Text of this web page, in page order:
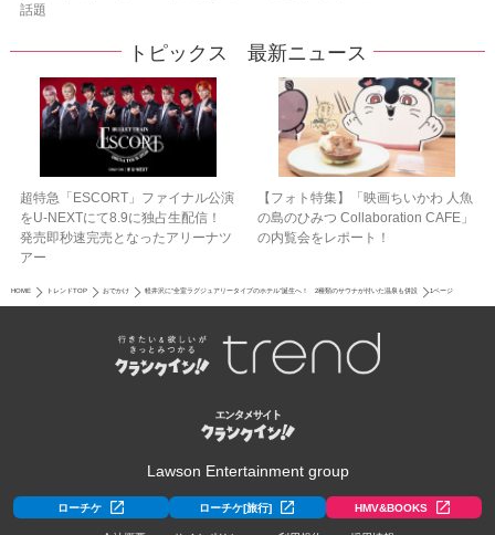
話題
トピックス 最新ニュース
超特急「ESCORT」ファイナル公演
をU-NEXTにて8.9に独占生配信！
発売即秒速完売となったアリーナツ
アー
【フォト特集】「映画ちいかわ 人魚
の島のひみつ Collaboration CAFE」
の内覧会をレポート！
HOME トレンドTOP おでかけ 軽井沢に“全室ラグジュアリータイプのホテル”誕生へ！ 2種類のサウナが付いた温泉も併設 1ページ
Lawson Entertainment group
ローチケ ローチケ[旅行] HMV&BOOKS